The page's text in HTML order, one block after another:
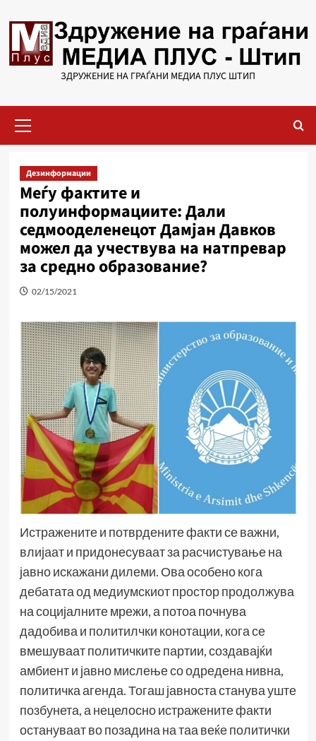
to
content
ЗДРУЖЕНИЕ НА ГРАЃАНИ МЕДИА ПЛУС ШТИП
Menu
Дезинформации
Меѓу фактите и
полуинформациите: Дали
седмооделенецот Дамјан Давков
можел да учествува на натпревар
за средно образование?
02/15/2021
Истражените и потврдените факти се важни,
влијаат и придонесуваат за расчистување на
јавно искажани дилеми. Ова особено кога
дебатата од медиумскиот простор продолжува
на социјалните мрежи, а потоа почнува
дадобива и политилчки конотации, кога се
вмешуваат политичките партии, создавајќи
амбиент и јавно мислење со одредена нивна,
политичка агенда. Тогаш јавноста станува уште
позбунета, а нецелосно истражените факти
остануваат во позадина на таа веќе политички